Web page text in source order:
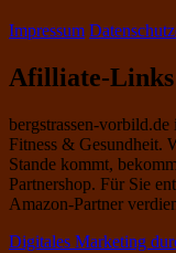
Impressum
Afilliate-Links
bergstrassen-
Fitness & Gesundheit.
Stande kommt,
Partnershop. Für Sie
Amazon-Partner
Digitales Marketing